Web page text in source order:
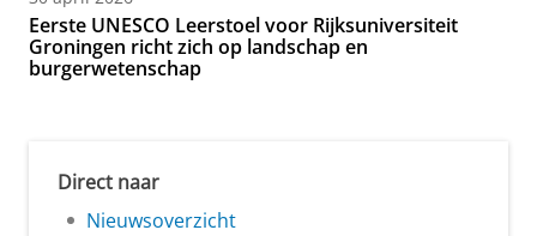
Eerste UNESCO Leerstoel voor Rijksuniversiteit
Groningen richt zich op landschap en
burgerwetenschap
Direct naar
Nieuwsoverzicht